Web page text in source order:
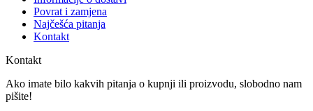
Povrat i zamjena
Najčešća pitanja
Kontakt
Kontakt
Ako imate bilo kakvih pitanja o kupnji ili proizvodu, slobodno nam
pišite!